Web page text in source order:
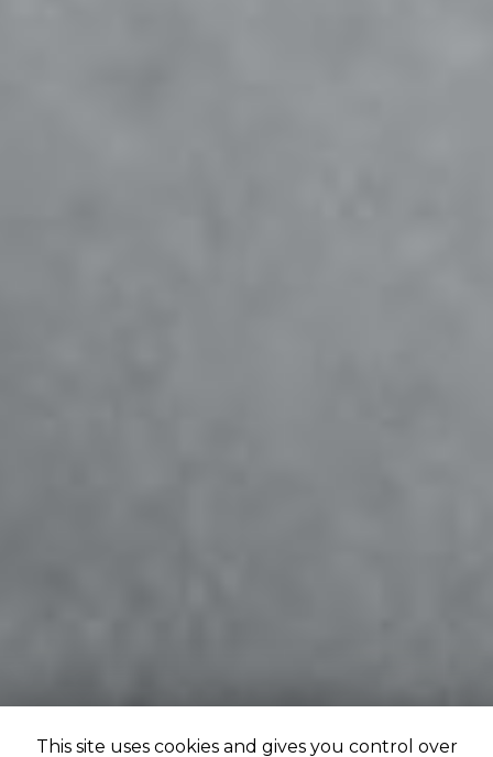
This site uses cookies and gives you control over